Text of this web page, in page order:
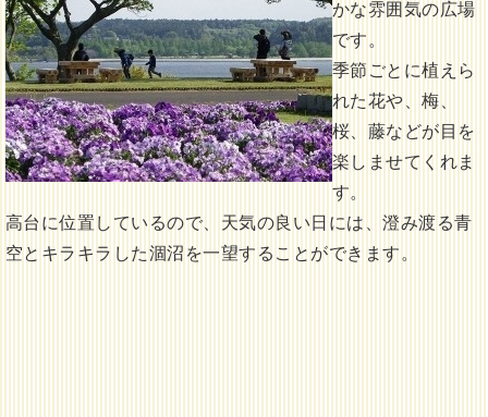
かな雰囲気の広場
です。
季節ごとに植えら
れた花や、梅、
桜、藤などが目を
楽しませてくれま
す。
高台に位置しているので、天気の良い日には、澄み渡る青
空とキラキラした涸沼を一望することができます。